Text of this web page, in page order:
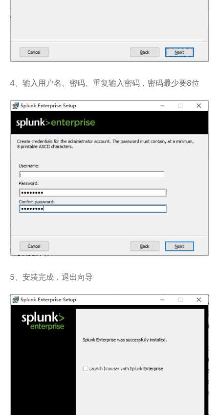
4、输入用户名、密码、重复输入密码，密码最少要8位
5、安装完成，退出向导